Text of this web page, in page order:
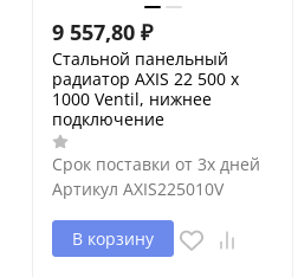
9 557,80 ₽
Стальной панельный
радиатор AXIS 22 500 x
1000 Ventil, нижнее
подключение
Срок поставки от 3х дней
Артикул AXIS225010V
В корзину